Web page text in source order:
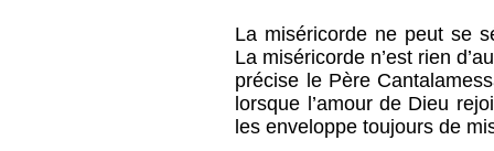
La miséricorde ne peut se
La miséricorde n’est rien
précise le Père
lorsque l’amour de Dieu
les enveloppe toujours de